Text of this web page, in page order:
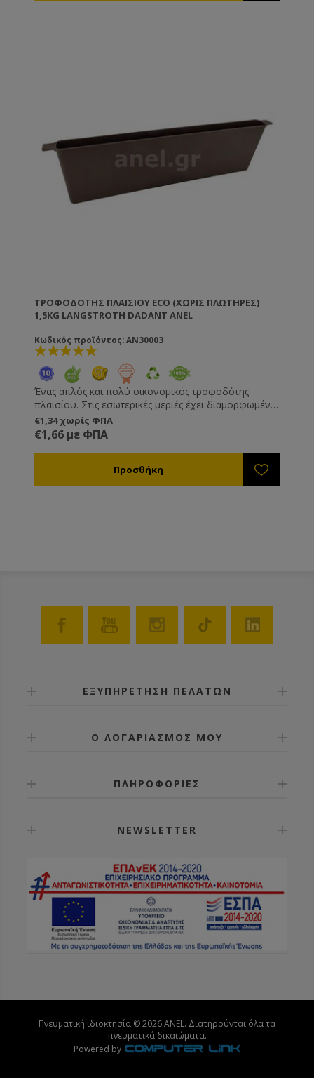
ΤΡΟΦΟΔΌΤΗΣ ΠΛΑΙΣΊΟΥ ECO (ΧΩΡΙΣ ΠΛΩΤΗΡΕΣ)
1,5KG LANGSTROTH DADANT ANEL
Κωδικός προϊόντος: AN30003
Ένας απλός και πολύ οικονομικός τροφοδότης
πλαισίου. Στις εσωτερικές μεριές έχει διαμορφωμένα
σκαλοπάτια, αλλά συνίσταται να χρησιμοποιείτε
κομμάτια ξύλου ως πλωτήρες ή ένα πλέγμα ώστε να
αποφύγετε τελείως τον πνιγμό των μελισσών . Για
μέλισσες που βρίσκονται μέσα. Με εσωτερικά νεύρα
ώστε να μην παραμορφώνεται κατά το γέμισμα.
€1,34 χωρίς ΦΠΑ
€1,66 με ΦΠΑ
ΕΞΥΠΗΡΕΤΗΣΗ ΠΕΛΑΤΩΝ
Ο ΛΟΓΑΡΙΑΣΜΟΣ ΜΟΥ
ΠΛΗΡΟΦΟΡΙΕΣ
NEWSLETTER
Πνευματική ιδιοκτησία © 2026 ANEL. Διατηρούνται όλα τα
πνευματικά δικαιώματα.
Powered by